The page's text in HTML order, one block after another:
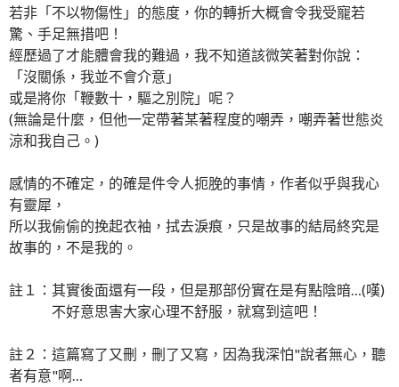
若非「不以物傷性」的態度，你的轉折大概會令我受寵若
驚、手足無措吧！
經歷過了才能體會我的難過，我不知道該微笑著對你說：
「沒關係，我並不會介意」
或是將你「鞭數十，驅之別院」呢？
(無論是什麼，但他一定帶著某著程度的嘲弄，嘲弄著世態炎
涼和我自己。)
感情的不確定，的確是件令人扼脕的事情，作者似乎與我心
有靈犀，
所以我偷偷的挽起衣袖，拭去淚痕，只是故事的結局終究是
故事的，不是我的。
註１：其實後面還有一段，但是那部份實在是有點陰暗…(嘆)
不好意思害大家心理不舒服，就寫到這吧！
註２：這篇寫了又刪，刪了又寫，因為我深怕"說者無心，聽
者有意"啊…